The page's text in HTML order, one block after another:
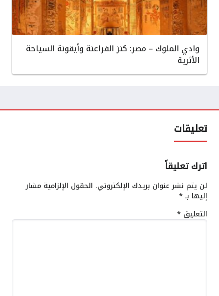
وادي الملوك – مصر: كنز الفراعنة وأيقونة السياحة
الأثرية
تعليقات
اترك تعليقاً
لن يتم نشر عنوان بريدك الإلكتروني. الحقول الإلزامية مشار
إليها بـ*
التعليق *